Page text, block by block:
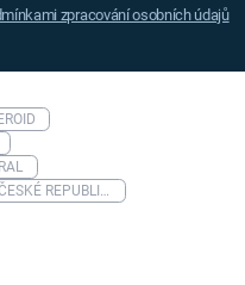
zpracování osobních údajů